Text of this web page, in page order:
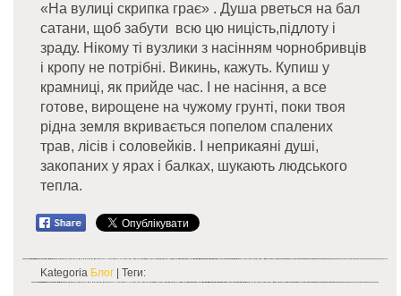
«На вулиці скрипка грає» . Душа рветься на бал
сатани, щоб забути всю цю ницість,підлоту і
зраду. Нікому ті вузлики з насінням чорнобривців
і кропу не потрібні. Викинь, кажуть. Купиш у
крамниці, як прийде час. І не насіння, а все
готове, вирощене на чужому грунті, поки твоя
рідна земля вкривається попелом спалених
трав, лісів і соловейків. І неприкаяні душі,
закопаних у ярах і балках, шукають людського
тепла.
Kategoria Блог | Теги: